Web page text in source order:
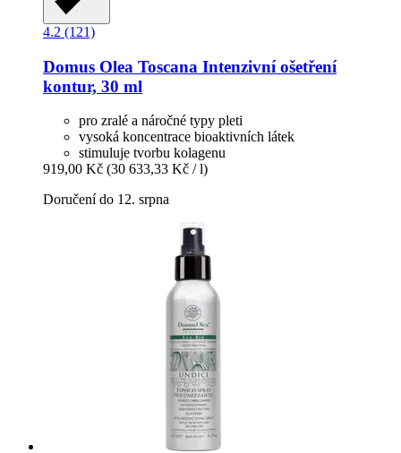
4.2 (121)
Domus Olea Toscana Intenzivní ošetření
kontur, 30 ml
pro zralé a náročné typy pleti
vysoká koncentrace bioaktivních látek
stimuluje tvorbu kolagenu
919,00 Kč (30 633,33 Kč / l)
Doručení do 12. srpna